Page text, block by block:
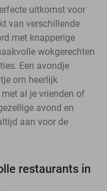
uitkomst voor
van verschillende
met knapperige
wokgerechten
Een avondje
om heerlijk
al je vrienden of
avond en
aan voor de
restaurants in